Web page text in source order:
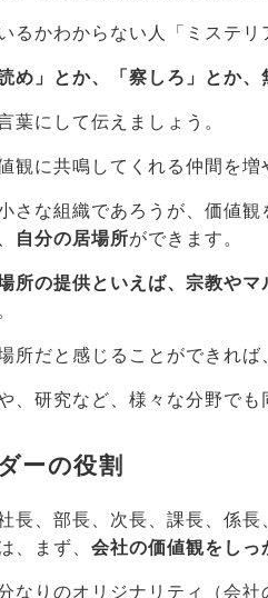
るかわからない人「ミステリ
め」とか、「察しろ」とか
葉にして伝えましょう。
観に共鳴してくれる仲間を増
さな組織であろうが、価値
自分の居場所ができます。
所の提供といえば、宗教やマ
所だと感じることができれ
、研究など、様々な分野でも
ーの役割
長、部長、次長、課長、係
、まず、 会社の価値観をしっ
なりのオリジナリティ（会